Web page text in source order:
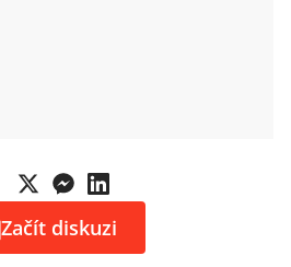
Začít diskuzi